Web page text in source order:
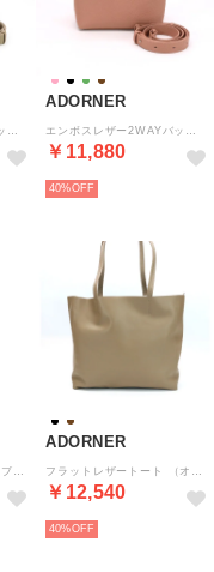
ADORNER
￥11,880
40%
ADORNER
￥12,540
40%